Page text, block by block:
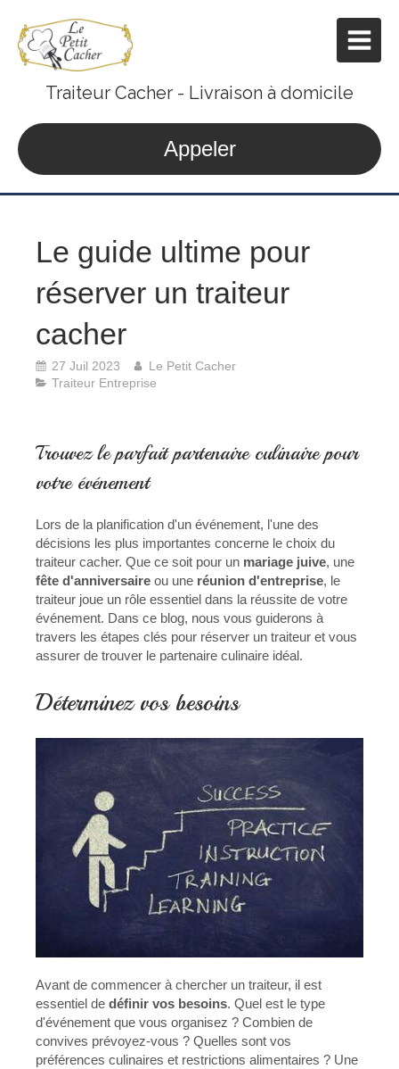
Traiteur Cacher - Livraison à domicile
Appeler
Le guide ultime pour
réserver un traiteur
cacher
27 Juil 2023
Le Petit Cacher
Traiteur Entreprise
Trouvez le parfait partenaire culinaire pour
votre événement
Lors de la planification d'un événement, l'une des
décisions les plus importantes concerne le choix du
traiteur cacher. Que ce soit pour un mariage juive, une
fête d'anniversaire ou une réunion d'entreprise, le
traiteur joue un rôle essentiel dans la réussite de votre
événement. Dans ce blog, nous vous guiderons à
travers les étapes clés pour réserver un traiteur et vous
assurer de trouver le partenaire culinaire idéal.
Déterminez vos besoins
Avant de commencer à chercher un traiteur, il est
essentiel de définir vos besoins. Quel est le type
d'événement que vous organisez ? Combien de
convives prévoyez-vous ? Quelles sont vos
préférences culinaires et restrictions alimentaires ? Une